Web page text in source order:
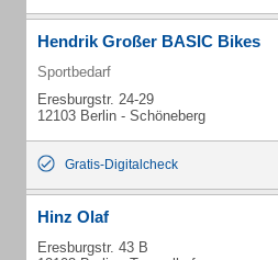
Hendrik Großer BASIC Bikes
Sportbedarf
Eresburgstr. 24-29
12103 Berlin - Schöneberg
Gratis-Digitalcheck
Hinz Olaf
Eresburgstr. 43 B